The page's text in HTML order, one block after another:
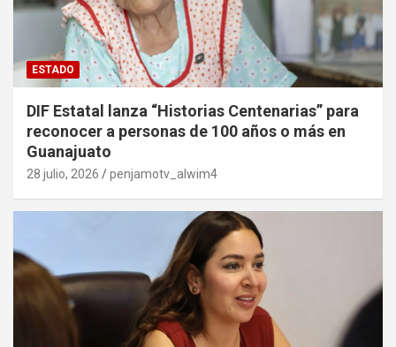
ESTADO
DIF Estatal lanza “Historias Centenarias” para
reconocer a personas de 100 años o más en
Guanajuato
28 julio, 2026 penjamotv_alwim4